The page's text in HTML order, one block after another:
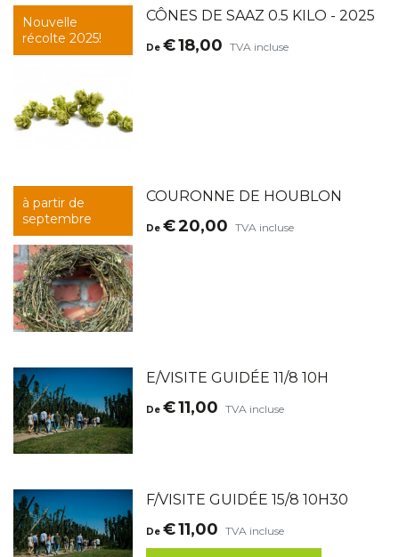
Nouvelle
récolte 2025!
CÔNES DE SAAZ 0.5 KILO - 2025
De €18,00 TVA incluse
à partir de
septembre
COURONNE DE HOUBLON
De €20,00 TVA incluse
E/VISITE GUIDÉE 11/8 10H
De €11,00 TVA incluse
F/VISITE GUIDÉE 15/8 10H30
De €11,00 TVA incluse